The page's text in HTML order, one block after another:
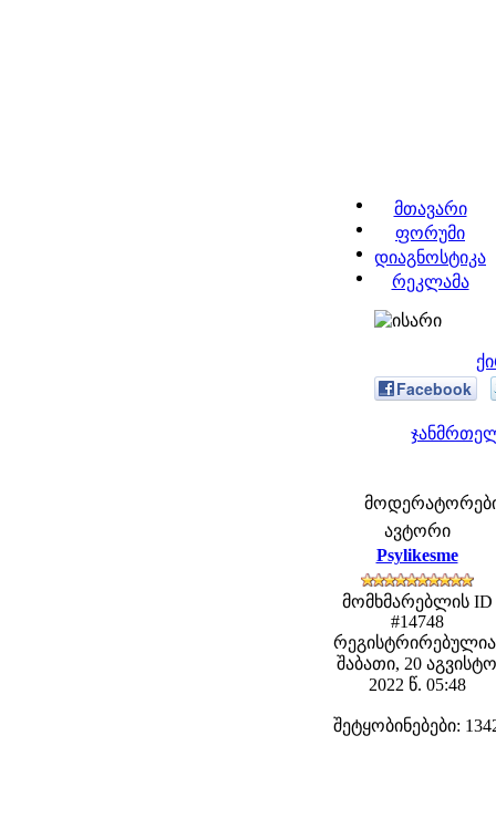
მთავარი
ფორუმი
დიაგნოსტიკა
რეკლამა
Facebook
მოდერატორები:
ავტორი
Psylikesme
მომხმარებლის ID
#14748
შაბათი, 20 აგვისტო
2022 წ. 05:48
შეტყობინებები: